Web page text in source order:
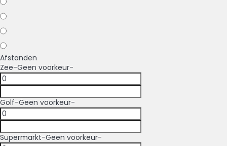
Afstanden
Zee-Geen voorkeur-
Golf-Geen voorkeur-
Supermarkt-Geen voorkeur-